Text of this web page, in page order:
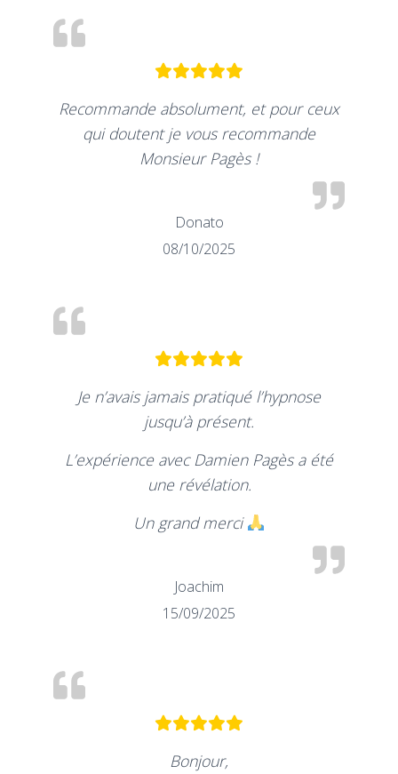
Recommande absolument, et pour ceux
qui doutent je vous recommande
Monsieur Pagès !
Donato
08/10/2025
Je n’avais jamais pratiqué l’hypnose
jusqu’à présent.
L’expérience avec Damien Pagès a été
une révélation.
Un grand merci
Joachim
15/09/2025
Bonjour,